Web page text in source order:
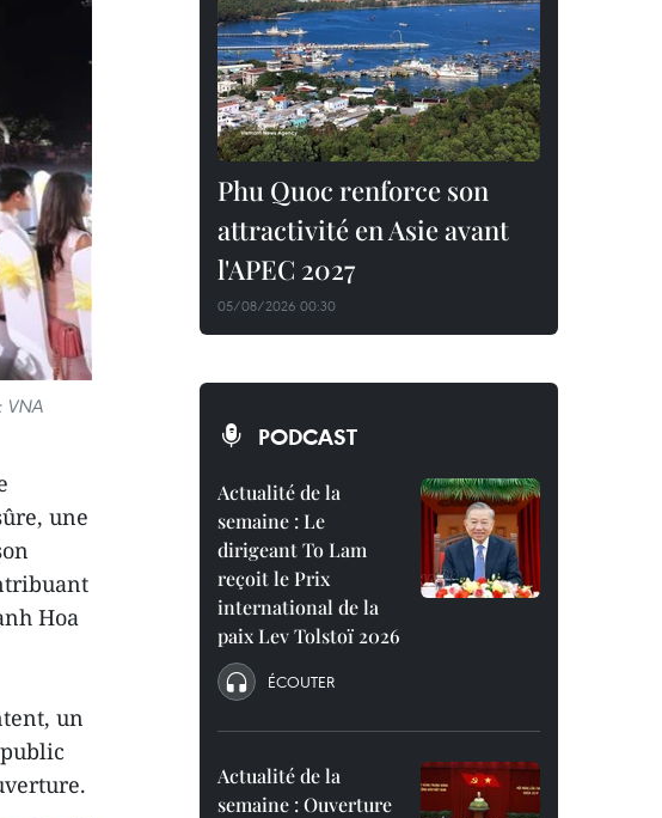
VNA
une
Hoa
un
Phu Quoc renforce son
attractivité en Asie avant
l'APEC 2027
05/08/2026 00:30
PODCAST
Actualité de la
semaine : Le
dirigeant To Lam
reçoit le Prix
international de la
paix Lev Tolstoï 2026
ÉCOUTER
Actualité de la
semaine : Ouverture